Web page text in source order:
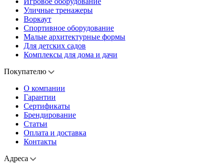
Уличные тренажеры
Воркаут
Спортивное оборудование
Малые архитектурные формы
Для детских садов
Комплексы для дома и дачи
Покупателю
О компании
Гарантии
Сертификаты
Брендирование
Статьи
Оплата и доставка
Контакты
Адреса